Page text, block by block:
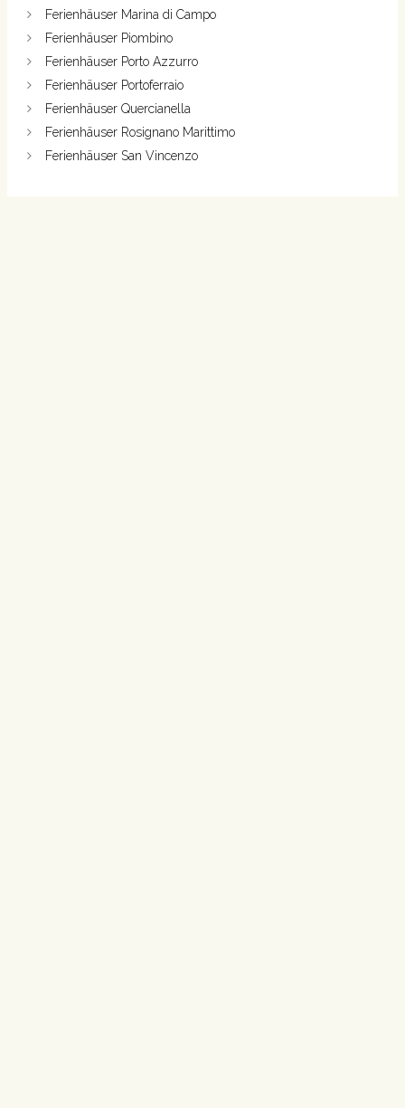
Ferienhäuser Marina di Campo
Ferienhäuser Piombino
Ferienhäuser Porto Azzurro
Ferienhäuser Portoferraio
Ferienhäuser Quercianella
Ferienhäuser Rosignano Marittimo
Ferienhäuser San Vincenzo